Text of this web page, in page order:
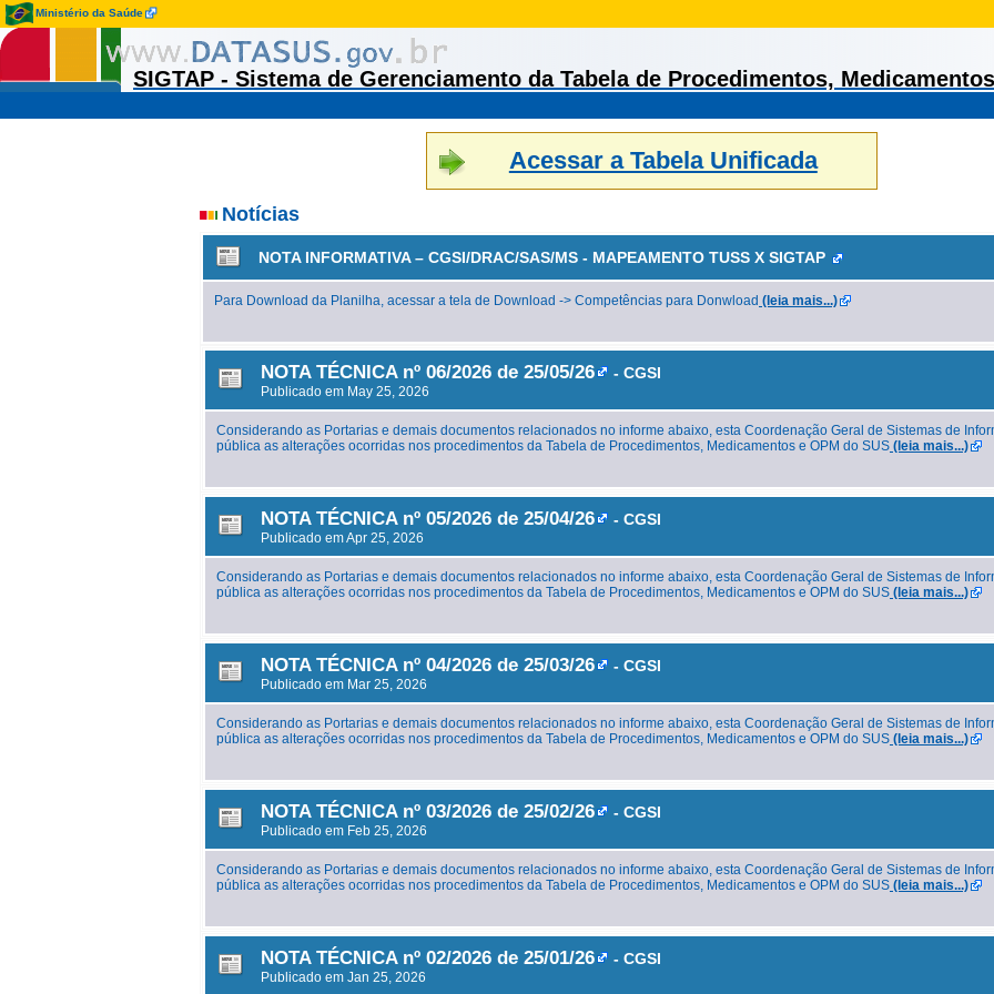
Ministério da Saúde
SIGTAP - Sistema de Gerenciamento da Tabela de Procedimentos,
Acessar a Tabela Unificada
Notícias
NOTA INFORMATIVA – CGSI/DRAC/SAS/MS - MAPEAMENTO TUSS X SIGTAP
Para Download da Planilha, acessar a tela de Download -> Competências para Donwload (leia mais...)
NOTA TÉCNICA nº 06/2026 de 25/05/26 - CGSI
Publicado em May 25, 2026
Considerando as Portarias e demais documentos relacionados no informe abaixo, esta Coordenação Geral de Sistemas de
pública as alterações ocorridas nos procedimentos da Tabela de Procedimentos, Medicamentos e OPM do SUS (leia mais...)
NOTA TÉCNICA nº 05/2026 de 25/04/26 - CGSI
Publicado em Apr 25, 2026
Considerando as Portarias e demais documentos relacionados no informe abaixo, esta Coordenação Geral de Sistemas de
pública as alterações ocorridas nos procedimentos da Tabela de Procedimentos, Medicamentos e OPM do SUS (leia mais...)
NOTA TÉCNICA nº 04/2026 de 25/03/26 - CGSI
Publicado em Mar 25, 2026
Considerando as Portarias e demais documentos relacionados no informe abaixo, esta Coordenação Geral de Sistemas de
pública as alterações ocorridas nos procedimentos da Tabela de Procedimentos, Medicamentos e OPM do SUS (leia mais...)
NOTA TÉCNICA nº 03/2026 de 25/02/26 - CGSI
Publicado em Feb 25, 2026
Considerando as Portarias e demais documentos relacionados no informe abaixo, esta Coordenação Geral de Sistemas de
pública as alterações ocorridas nos procedimentos da Tabela de Procedimentos, Medicamentos e OPM do SUS (leia mais...)
NOTA TÉCNICA nº 02/2026 de 25/01/26 - CGSI
Publicado em Jan 25, 2026